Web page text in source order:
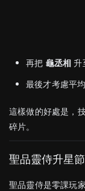
再把 龜丞相 升
最後才考慮平
這樣做的好處是，
碎片。
聖品靈侍升星
聖品靈侍是零課玩